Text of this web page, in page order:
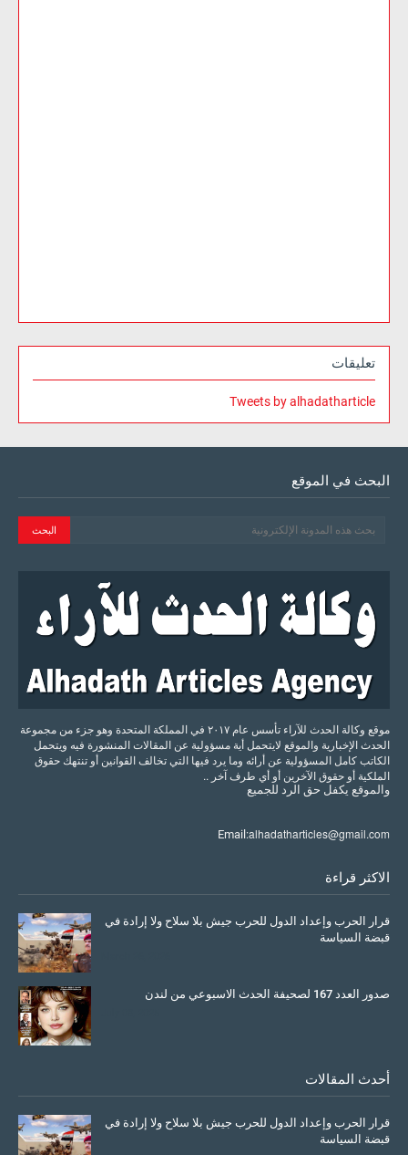
تعليقات
Tweets by alhadatharticle
البحث في الموقع
موقع وكالة الحدث للآراء تأسس عام ٢٠١٧ في المملكة المتحدة وهو جزء من مجموعة
الحدث الإخبارية والموقع لايتحمل أية مسؤولية عن المقالات المنشورة فيه ويتحمل
الكاتب كامل المسؤولية عن أرائه وما يرد فيها التي تخالف القوانين أو تنتهك حقوق
الملكية أو حقوق الآخرين أو أي طرف آخر ..
والموقع يكفل حق الرد للجميع
Email:alhadatharticles@gmail.com
الاكثر قراءة
قرار الحرب وإعداد الدول للحرب جيش بلا سلاح ولا إرادة في
قبضة السياسة
صدور العدد 167 لصحيفة الحدث الاسبوعي من لندن
أحدث المقالات
قرار الحرب وإعداد الدول للحرب جيش بلا سلاح ولا إرادة في
قبضة السياسة